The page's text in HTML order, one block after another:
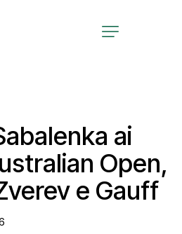
ai
Open,
e Gauff